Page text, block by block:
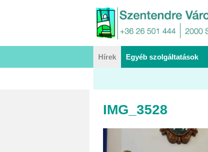
Hírek Egyéb szolgáltatások
IMG_3528